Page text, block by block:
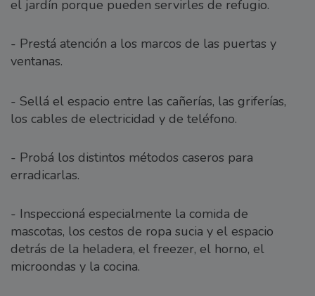
el jardín porque pueden servirles de refugio.
- Prestá atención a los marcos de las puertas y
ventanas.
- Sellá el espacio entre las cañerías, las griferías,
los cables de electricidad y de teléfono.
- Probá los distintos métodos caseros para
erradicarlas.
- Inspeccioná especialmente la comida de
mascotas, los cestos de ropa sucia y el espacio
detrás de la heladera, el freezer, el horno, el
microondas y la cocina.